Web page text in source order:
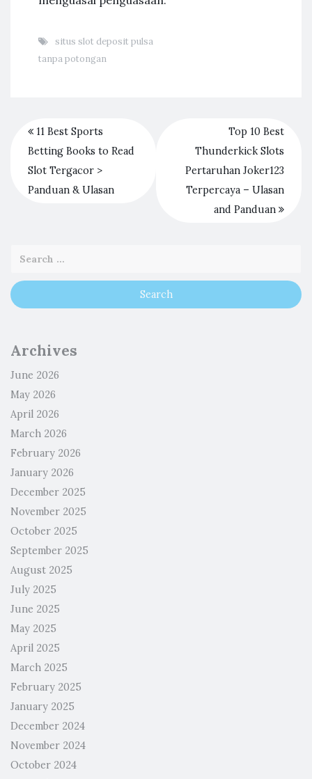
situs slot deposit pulsa
tanpa potongan
11 Best Sports
Betting Books to Read
Slot Tergacor >
Panduan & Ulasan
Top 10 Best
Thunderkick Slots
Pertaruhan Joker123
Terpercaya – Ulasan
and Panduan
Archives
June 2026
May 2026
April 2026
March 2026
February 2026
January 2026
December 2025
November 2025
October 2025
September 2025
August 2025
July 2025
June 2025
May 2025
April 2025
March 2025
February 2025
January 2025
December 2024
November 2024
October 2024